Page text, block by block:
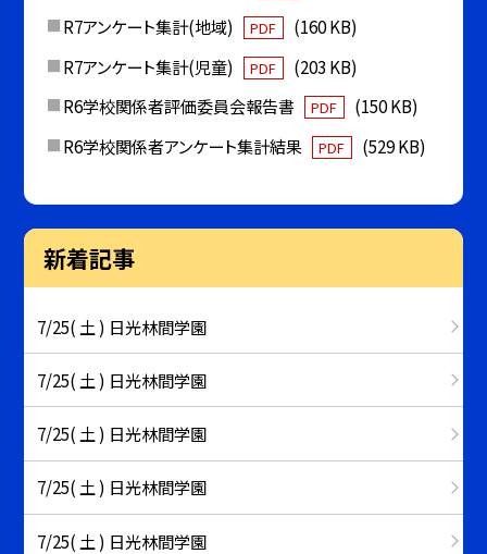
R7アンケート集計(地域)
PDF
(160 KB)
R7アンケート集計(児童)
PDF
(203 KB)
R6学校関係者評価委員会報告書
PDF
(150 KB)
R6学校関係者アンケート集計結果
PDF (529 KB)
新着記事
7/25( 土 ) 日光林間学園
7/25( 土 ) 日光林間学園
7/25( 土 ) 日光林間学園
7/25( 土 ) 日光林間学園
7/25( 土 ) 日光林間学園